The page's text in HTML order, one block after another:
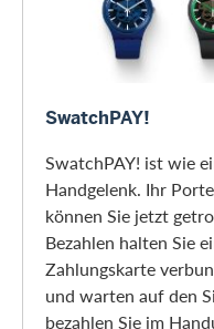
SwatchPAY!
SwatchPAY! ist wie
Handgelenk. Ihr
können Sie jetzt
Bezahlen halten Sie
Zahlungskarte
und warten auf den
bezahlen Sie im